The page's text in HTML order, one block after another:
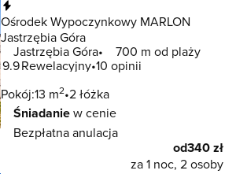
Ośrodek Wypoczynkowy MARLON
Jastrzębia Góra
Jastrzębia Góra
700 m od plaży
9.9Rewelacyjny 10 opinii
Pokój:13 m2 2 łóżka
Śniadaniew cenie
Bezpłatna anulacja
od340 zł
za 1 noc, 2 osoby